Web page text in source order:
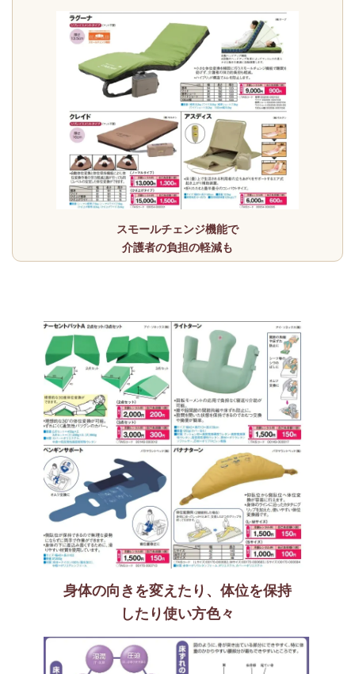
スモールチェンジ機能で
介護者の負担の軽減も
身体の向きを変えたり、体位を保持
したり使い方色々